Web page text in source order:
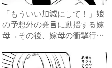
「もういい加減にして！」娘
の予想外の発言に動揺する嫁
母→その後、嫁母の衝撃行動